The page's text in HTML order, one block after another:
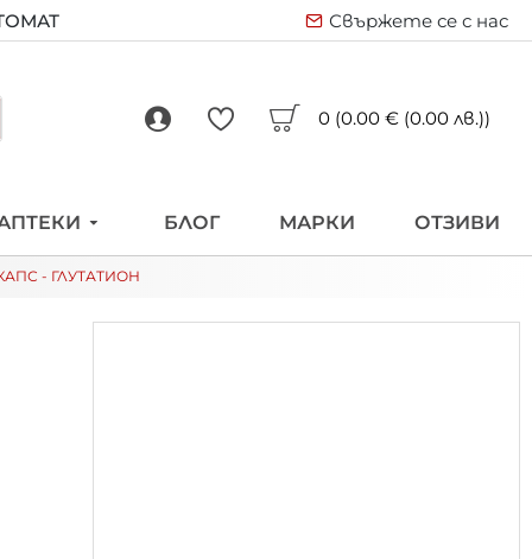
Свържете се с нас
0 (0.00 € (0.00 лв.))
БЛОГ МАРКИ ОТЗИВИ
- ГЛУТАТИОН